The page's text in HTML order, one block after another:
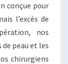
conçue pour
l’excès de
nos
peau et les
chirurgiens